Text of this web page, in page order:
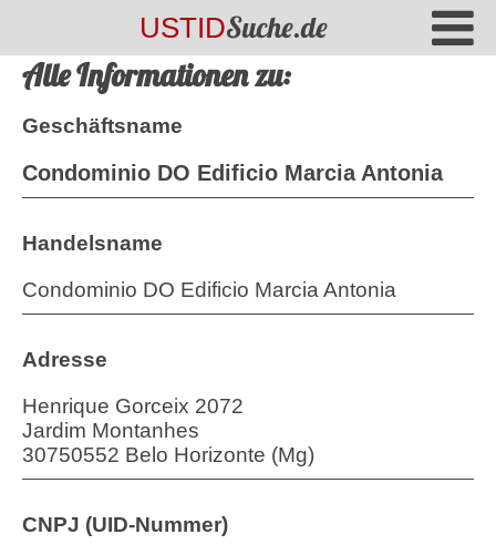
USTIDSuche.de
Alle Informationen zu:
Geschäftsname
Condominio DO Edificio Marcia Antonia
Handelsname
Condominio DO Edificio Marcia Antonia
Adresse
Henrique Gorceix 2072
Jardim Montanhes
30750552 Belo Horizonte (Mg)
CNPJ (UID-Nummer)